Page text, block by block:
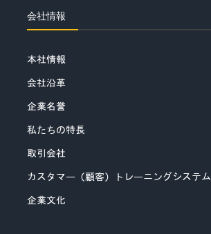
会社情報
本社情報
会社沿革
企業名誉
私たちの特長
取引会社
カスタマー（顧客）トレーニングシステム
企業文化